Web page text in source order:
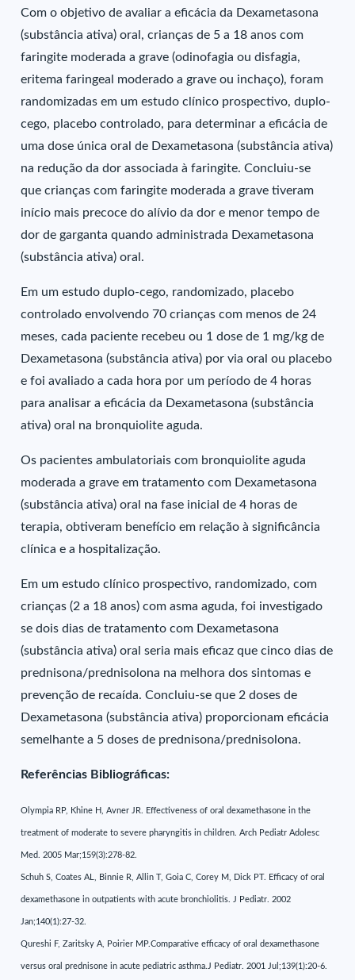
Com o objetivo de avaliar a eficácia da Dexametasona
(substância ativa) oral, crianças de 5 a 18 anos com
faringite moderada a grave (odinofagia ou disfagia,
eritema faringeal moderado a grave ou inchaço), foram
randomizadas em um estudo clínico prospectivo, duplo-
cego, placebo controlado, para determinar a eficácia de
uma dose única oral de Dexametasona (substância ativa)
na redução da dor associada à faringite. Concluiu-se
que crianças com faringite moderada a grave tiveram
início mais precoce do alívio da dor e menor tempo de
dor de garganta quando administrada Dexametasona
(substância ativa) oral.
Em um estudo duplo-cego, randomizado, placebo
controlado envolvendo 70 crianças com menos de 24
meses, cada paciente recebeu ou 1 dose de 1 mg/kg de
Dexametasona (substância ativa) por via oral ou placebo
e foi avaliado a cada hora por um período de 4 horas
para analisar a eficácia da Dexametasona (substância
ativa) oral na bronquiolite aguda.
Os pacientes ambulatoriais com bronquiolite aguda
moderada a grave em tratamento com Dexametasona
(substância ativa) oral na fase inicial de 4 horas de
terapia, obtiveram benefício em relação à significância
clínica e a hospitalização.
Em um estudo clínico prospectivo, randomizado, com
crianças (2 a 18 anos) com asma aguda, foi investigado
se dois dias de tratamento com Dexametasona
(substância ativa) oral seria mais eficaz que cinco dias de
prednisona/prednisolona na melhora dos sintomas e
prevenção de recaída. Concluiu-se que 2 doses de
Dexametasona (substância ativa) proporcionam eficácia
semelhante a 5 doses de prednisona/prednisolona.
Referências Bibliográficas:
Olympia RP, Khine H, Avner JR. Effectiveness of oral dexamethasone in the
treatment of moderate to severe pharyngitis in children. Arch Pediatr Adolesc
Med. 2005 Mar;159(3):278-82.
Schuh S, Coates AL, Binnie R, Allin T, Goia C, Corey M, Dick PT. Efficacy of oral
dexamethasone in outpatients with acute bronchiolitis. J Pediatr. 2002
Jan;140(1):27-32.
Qureshi F, Zaritsky A, Poirier MP.Comparative efficacy of oral dexamethasone
versus oral prednisone in acute pediatric asthma.J Pediatr. 2001 Jul;139(1):20-6.